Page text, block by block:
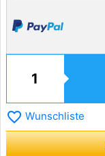
favorite_border Wunschliste